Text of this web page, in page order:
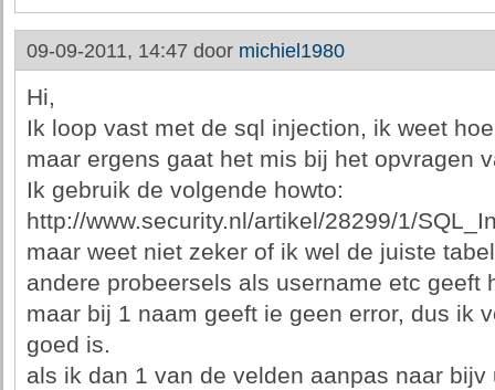
09-09-2011, 14:47 door michiel1980
Hi,
Ik loop vast met de sql injection, ik weet
maar ergens gaat het mis bij het opvragen
Ik gebruik de volgende howto:
http://www.security.nl/artikel/28299/1/
maar weet niet zeker of ik wel de juiste
andere probeersels als username etc geeft
maar bij 1 naam geeft ie geen error, dus ik
goed is.
als ik dan 1 van de velden aanpas naar